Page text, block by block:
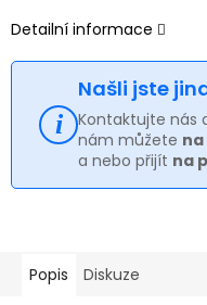
Detailní informace
Našli jste
Kontaktujte nás
nám můžete
a nebo přijít na
Popis Diskuze